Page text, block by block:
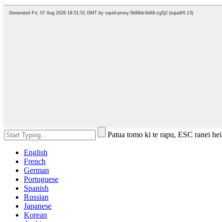
Patua tomo ki te rapu, ESC ranei
English
French
German
Portuguese
Spanish
Russian
Japanese
Korean